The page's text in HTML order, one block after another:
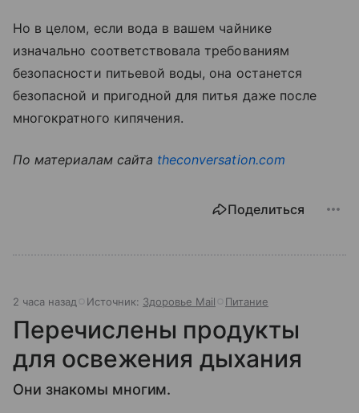
Но в целом, если вода в вашем чайнике
изначально соответствовала требованиям
безопасности питьевой воды, она останется
безопасной и пригодной для питья даже после
многократного кипячения.
По материалам сайта theconversation.com
Поделиться
2 часа назад Источник: Здоровье Mail Питание
Перечислены продукты
для освежения дыхания
Они знакомы многим.